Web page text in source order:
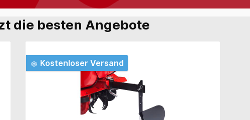
die besten Angebote
Kostenloser Versand